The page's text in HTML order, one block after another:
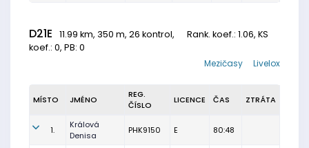
D21E 11.99 km, 350 m, 26 kontrol, Rank. koef.: 1.06, KS
koef.: 0, PB: 0
Livelox
Mezičasy
MÍSTO JMÉNO
REG.
ČÍSLO
LICENCE ČAS ZTRÁTA
1.
Králová
Denisa
PHK9150 E 80:48